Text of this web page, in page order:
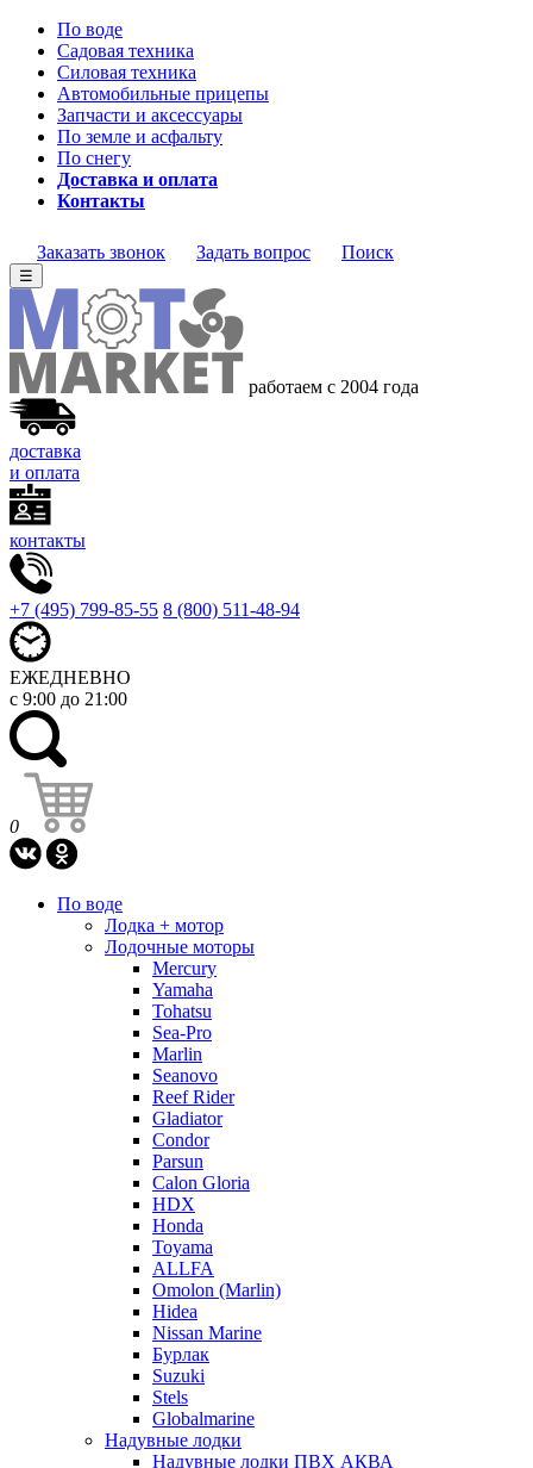
По воде
Садовая техника
Силовая техника
Автомобильные прицепы
Запчасти и аксессуары
По земле и асфальту
По снегу
Доставка и оплата
Контакты
Заказать звонок Задать вопрос Поиск
☰
работаем с 2004 года
доставка
и оплата
контакты
+7 (495) 799-85-55 8 (800) 511-48-94
ЕЖЕДНЕВНО
с 9:00 до 21:00
0
По воде
Лодка + мотор
Лодочные моторы
Mercury
Yamaha
Tohatsu
Sea-Pro
Marlin
Seanovo
Reef Rider
Gladiator
Condor
Parsun
Calon Gloria
HDX
Honda
Toyama
ALLFA
Omolon (Marlin)
Hidea
Nissan Marine
Бурлак
Suzuki
Stels
Globalmarine
Надувные лодки
Надувные лодки ПВХ АКВА